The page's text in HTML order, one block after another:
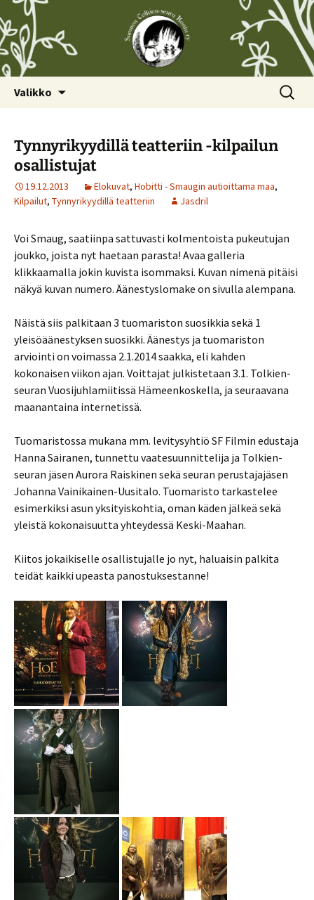
Valikko Haku:
Tynnyrikyydillä teatteriin -kilpailun
osallistujat
19.12.2013 Elokuvat, Hobitti - Smaugin autioittama maa,
Kilpailut, Tynnyrikyydillä teatteriin Jasdril
Voi Smaug, saatiinpa sattuvasti kolmentoista pukeutujan
joukko, joista nyt haetaan parasta! Avaa galleria
klikkaamalla jokin kuvista isommaksi. Kuvan nimenä pitäisi
näkyä kuvan numero. Äänestyslomake on sivulla alempana.
Näistä siis palkitaan 3 tuomariston suosikkia sekä 1
yleisöäänestyksen suosikki. Äänestys ja tuomariston
arviointi on voimassa 2.1.2014 saakka, eli kahden
kokonaisen viikon ajan. Voittajat julkistetaan 3.1. Tolkien-
seuran Vuosijuhlamiitissä Hämeenkoskella, ja seuraavana
maanantaina internetissä.
Tuomaristossa mukana mm. levitysyhtiö SF Filmin edustaja
Hanna Sairanen, tunnettu vaatesuunnittelija ja Tolkien-
seuran jäsen Aurora Raiskinen sekä seuran perustajajäsen
Johanna Vainikainen-Uusitalo. Tuomaristo tarkastelee
esimerkiksi asun yksityiskohtia, oman käden jälkeä sekä
yleistä kokonaisuutta yhteydessä Keski-Maahan.
Kiitos jokaikiselle osallistujalle jo nyt, haluaisin palkita
teidät kaikki upeasta panostuksestanne!